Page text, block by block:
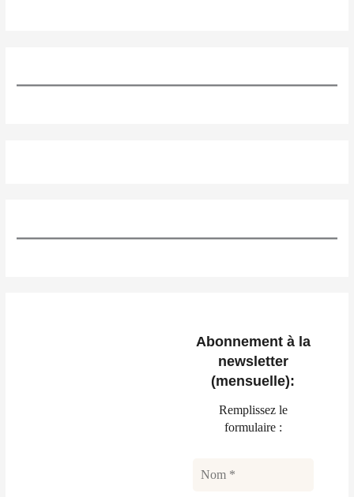
Abonnement à la
newsletter
(mensuelle):
Remplissez le
formulaire :